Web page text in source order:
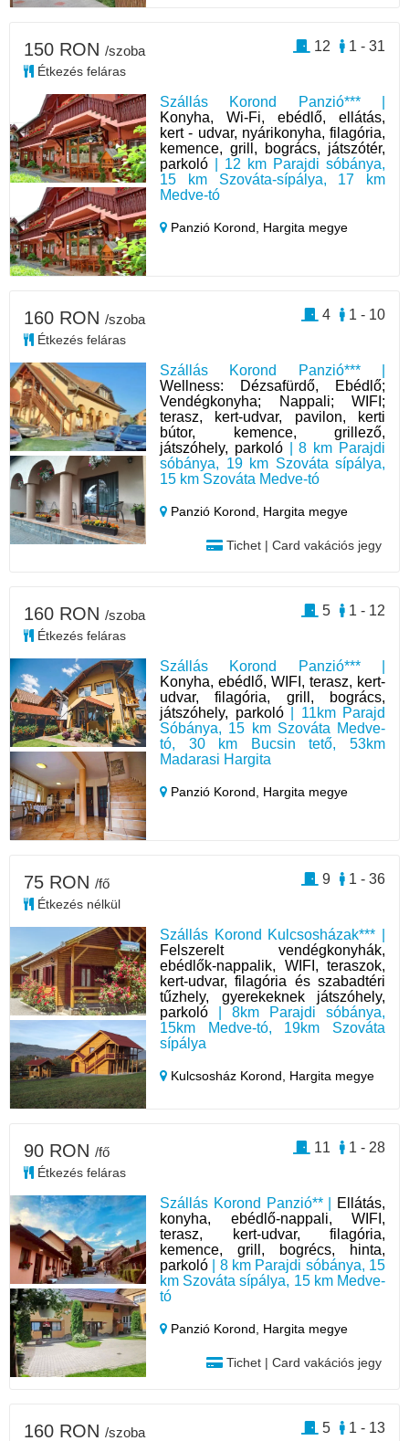
Szállás Korond Panzió*** |
Konyha, Wi-Fi, ebédlő, ellátás,
kert - udvar, nyárikonyha, filagória,
kemence, grill, bogrács, játszótér,
parkoló | 12 km Parajdi sóbánya,
15 km Szováta-sípálya, 17 km
Medve-tó
Panzió Korond, Hargita megye
150 RON /szoba
Étkezés feláras
1 - 31
12
Szállás Korond Panzió*** |
Wellness: Dézsafürdő, Ebédlő;
Vendégkonyha; Nappali; WIFI;
terasz, kert-udvar, pavilon, kerti
bútor, kemence, grillező,
játszóhely, parkoló| 8 km Parajdi
sóbánya, 19 km Szováta sípálya,
15 km Szováta Medve-tó
Panzió Korond, Hargita megye
Tichet | Card vakációs jegy
160 RON /szoba
Étkezés feláras
1 - 10
4
Szállás Korond Panzió*** |
Konyha, ebédlő, WIFI, terasz, kert-
udvar, filagória, grill, bogrács,
játszóhely, parkoló| 11km Parajd
Sóbánya, 15 km Szováta Medve-
tó, 30 km Bucsin tető, 53km
Madarasi Hargita
Panzió Korond, Hargita megye
160 RON /szoba
Étkezés feláras
1 - 12
5
Szállás Korond Kulcsosházak*** |
Felszerelt vendégkonyhák,
ebédlők-nappalik, WIFI, teraszok,
kert-udvar, filagória és szabadtéri
tűzhely, gyerekeknek játszóhely,
parkoló | 8km Parajdi sóbánya,
15km Medve-tó, 19km Szováta
sípálya
Kulcsosház Korond, Hargita megye
75 RON /fő
Étkezés nélkül
1 - 36
9
Szállás Korond Panzió** |
Ellátás,
konyha, ebédlő-nappali, WIFI,
terasz, kert-udvar, filagória,
kemence, grill, bogrécs, hinta,
parkoló | 8 km Parajdi sóbánya, 15
km Szováta sípálya, 15 km Medve-
tó
Panzió Korond, Hargita megye
Tichet | Card vakációs jegy
90 RON /fő
Étkezés feláras
1 - 28
11
160 RON /szoba 1 - 13
5